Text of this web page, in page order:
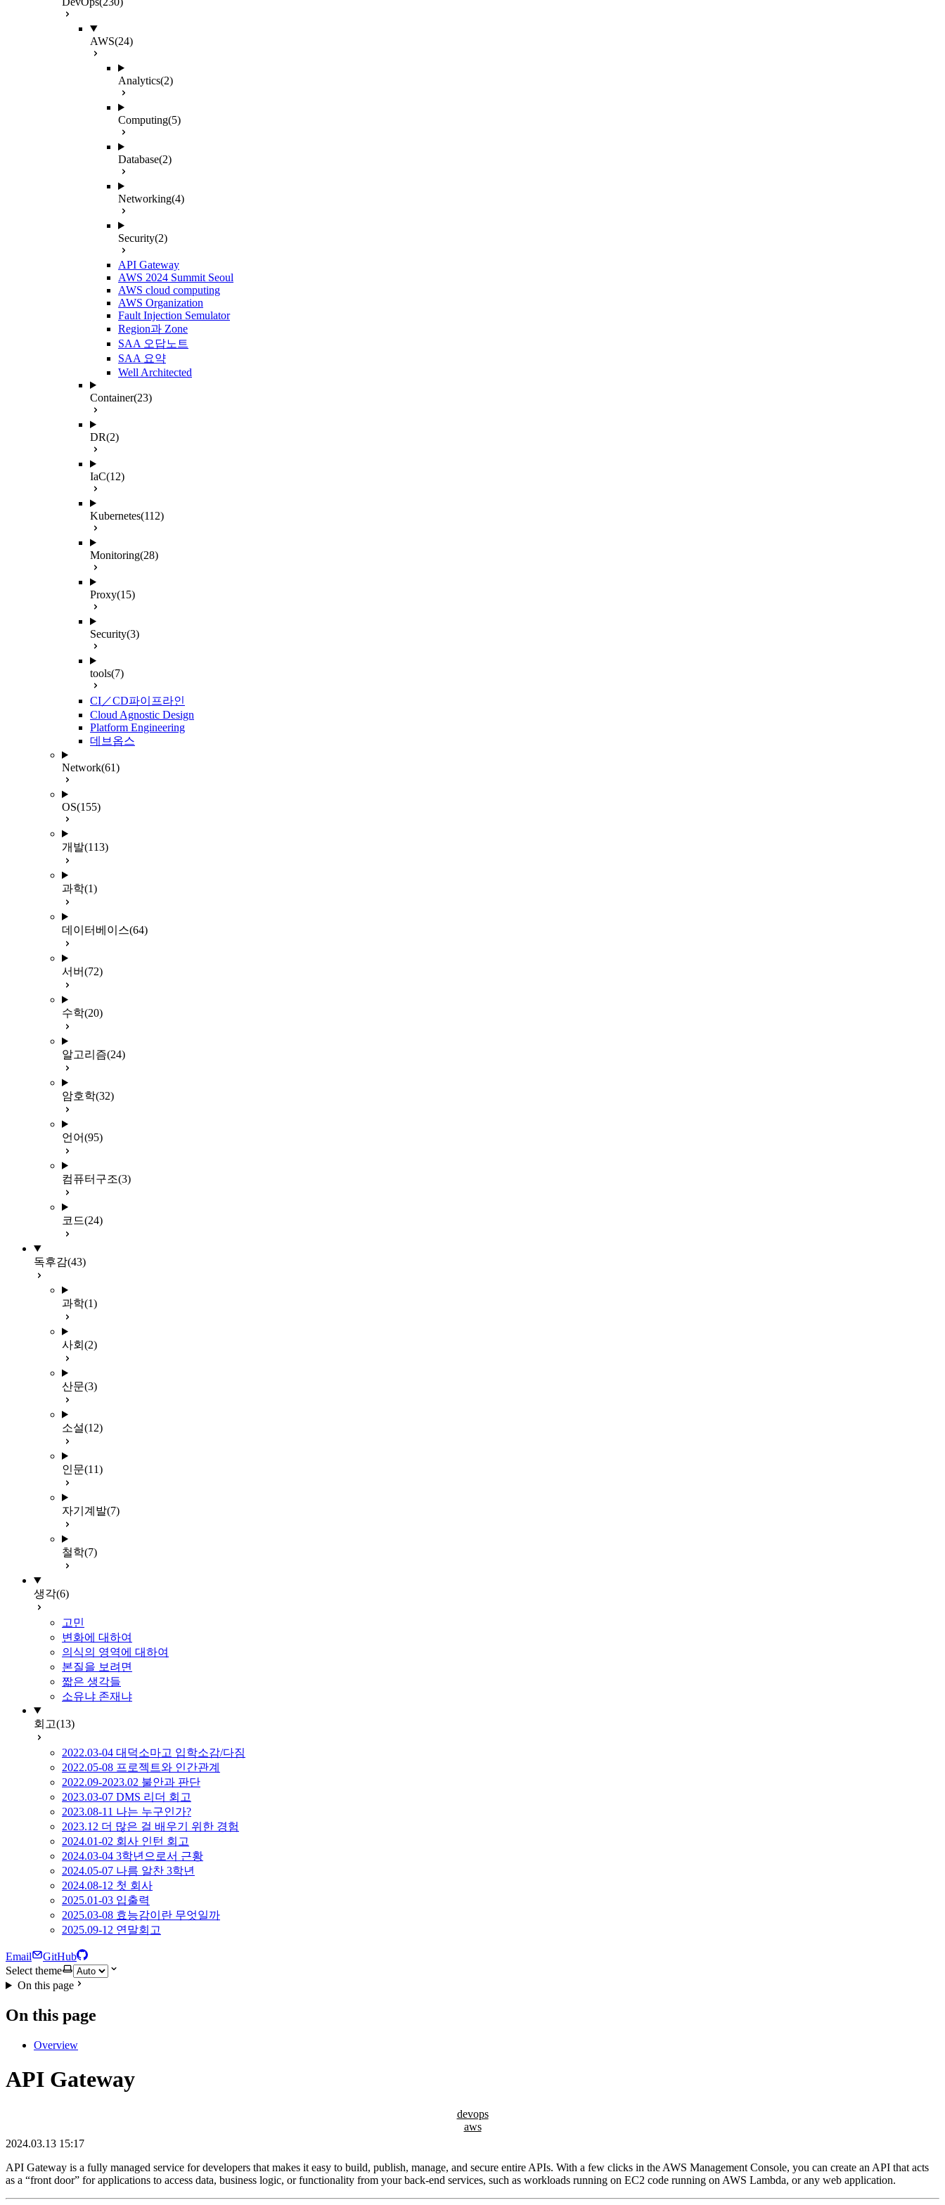
AWS(24)
Analytics(2)
Computing(5)
Database(2)
Networking(4)
Security(2)
API Gateway
AWS 2024 Summit Seoul
AWS cloud computing
AWS Organization
Fault Injection Semulator
Region과 Zone
SAA 오답노트
SAA 요약
Well Architected
Container(23)
DR(2)
IaC(12)
Kubernetes(112)
Monitoring(28)
Proxy(15)
Security(3)
tools(7)
CI／CD파이프라인
Cloud Agnostic Design
Platform Engineering
데브옵스
Network(61)
OS(155)
개발(113)
과학(1)
데이터베이스(64)
서버(72)
수학(20)
알고리즘(24)
암호학(32)
언어(95)
컴퓨터구조(3)
코드(24)
독후감(43)
과학(1)
사회 (2)
산문(3)
소설(12)
인문(11)
자기계발(7)
철학(7)
생각(6)
고민
변화에 대하여
의식의 영역에 대하여
본질을 보려면
짧은 생각들
소유냐 존재냐
회고(13)
2022.03-04 대덕소마고 입학소감/다짐
2022.05-08 프로젝트와 인간관계
2022.09-2023.02 불안과 판단
2023.03-07 DMS 리더 회고
2023.08-11 나는 누구인가?
2023.12 더 많은 걸 배우기 위한 경험
2024.01-02 회사 인턴 회고
2024.03-04 3학년으로서 근황
2024.05-07 나름 알찬 3학년
2024.08-12 첫 회사
2025.01-03 입출력
2025.03-08 효능감이란 무엇일까
2025.09-12 연말회고
Email
GitHub
Select theme
On this page
On this page
Overview
API Gateway
devops
aws
2024.03.13 15:17
API Gateway is a fully managed service for developers that makes it easy to build, publish, manage, and secure entire APIs. With a few clicks in the AWS Management Console, you can create an API that acts
as a “front door” for applications to access data, business logic, or functionality from your back-end services, such as workloads running on EC2 code running on AWS Lambda, or any web application.